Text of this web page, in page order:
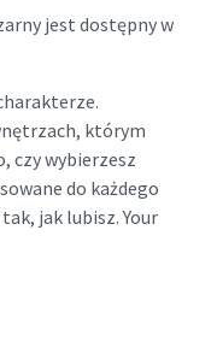
jest dostępny w
którym
czy wybierzesz
do każdego
jak lubisz. Your